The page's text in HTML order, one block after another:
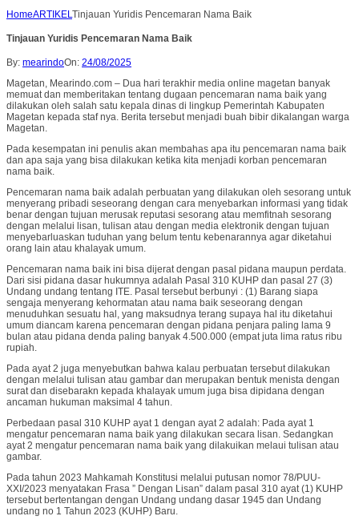
HomeARTIKELTinjauan Yuridis Pencemaran Nama Baik
Tinjauan Yuridis Pencemaran Nama Baik
By: mearindoOn: 24/08/2025
Magetan, Mearindo.com – Dua hari terakhir media online magetan banyak
memuat dan memberitakan tentang dugaan pencemaran nama baik yang
dilakukan oleh salah satu kepala dinas di lingkup Pemerintah Kabupaten
Magetan kepada staf nya. Berita tersebut menjadi buah bibir dikalangan warga
Magetan.
Pada kesempatan ini penulis akan membahas apa itu pencemaran nama baik
dan apa saja yang bisa dilakukan ketika kita menjadi korban pencemaran
nama baik.
Pencemaran nama baik adalah perbuatan yang dilakukan oleh sesorang untuk
menyerang pribadi seseorang dengan cara menyebarkan informasi yang tidak
benar dengan tujuan merusak reputasi sesorang atau memfitnah sesorang
dengan melalui lisan, tulisan atau dengan media elektronik dengan tujuan
menyebarluaskan tuduhan yang belum tentu kebenarannya agar diketahui
orang lain atau khalayak umum.
Pencemaran nama baik ini bisa dijerat dengan pasal pidana maupun perdata.
Dari sisi pidana dasar hukumnya adalah Pasal 310 KUHP dan pasal 27 (3)
Undang undang tentang ITE. Pasal tersebut berbunyi : (1) Barang siapa
sengaja menyerang kehormatan atau nama baik seseorang dengan
menuduhkan sesuatu hal, yang maksudnya terang supaya hal itu diketahui
umum diancam karena pencemaran dengan pidana penjara paling lama 9
bulan atau pidana denda paling banyak 4.500.000 (empat juta lima ratus ribu
rupiah.
Pada ayat 2 juga menyebutkan bahwa kalau perbuatan tersebut dilakukan
dengan melalui tulisan atau gambar dan merupakan bentuk menista dengan
surat dan disebarakn kepada khalayak umum juga bisa dipidana dengan
ancaman hukuman maksimal 4 tahun.
Perbedaan pasal 310 KUHP ayat 1 dengan ayat 2 adalah: Pada ayat 1
mengatur pencemaran nama baik yang dilakukan secara lisan. Sedangkan
ayat 2 mengatur pencemaran nama baik yang dilakuikan melaui tulisan atau
gambar.
Pada tahun 2023 Mahkamah Konstitusi melalui putusan nomor 78/PUU-
XXI/2023 menyatakan Frasa ” Dengan Lisan” dalam pasal 310 ayat (1) KUHP
tersebut bertentangan dengan Undang undang dasar 1945 dan Undang
undang no 1 Tahun 2023 (KUHP) Baru.